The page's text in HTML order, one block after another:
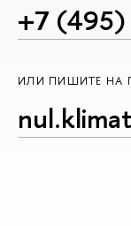
+7
ИЛИ ПИШИТЕ НА